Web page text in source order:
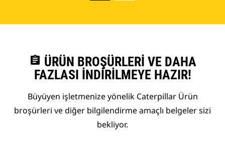
assignment ÜRÜN BROŞÜRLERI VE DAHA
FAZLASI İNDIRILMEYE HAZIR!
Büyüyen işletmenize yönelik Caterpillar Ürün
broşürleri ve diğer bilgilendirme amaçlı belgeler sizi
bekliyor.